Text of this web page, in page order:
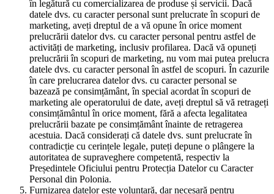
în legătură cu comercializarea de produse și servicii. Dacă
datele dvs. cu caracter personal sunt prelucrate în scopuri de
marketing, aveți dreptul de a vă opune în orice moment
prelucrării datelor dvs. cu caracter personal pentru astfel de
activități de marketing, inclusiv profilarea. Dacă vă opuneți
prelucrării în scopuri de marketing, nu vom mai putea prelucra
datele dvs. cu caracter personal în astfel de scopuri. În cazurile
în care prelucrarea datelor dvs. cu caracter personal se
bazează pe consimțământ, în special acordat în scopuri de
marketing ale operatorului de date, aveți dreptul să vă retrageți
consimțământul în orice moment, fără a afecta legalitatea
prelucrării bazate pe consimțământ înainte de retragerea
acestuia. Dacă considerați că datele dvs. sunt prelucrate în
contradicție cu cerințele legale, puteți depune o plângere la
autoritatea de supraveghere competentă, respectiv la
Președintele Oficiului pentru Protecția Datelor cu Caracter
Personal din Polonia.
Furnizarea datelor este voluntară, dar necesară pentru